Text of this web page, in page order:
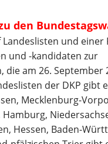
den
und einer
und -kandidaten zur
die am 26. September
der DKP gibt
Mecklenburg-
Hessen, Baden-